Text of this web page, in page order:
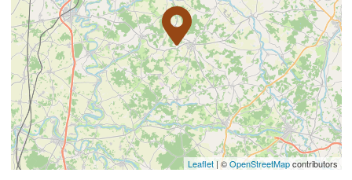
Leaflet| ©OpenStreetMapcontributors